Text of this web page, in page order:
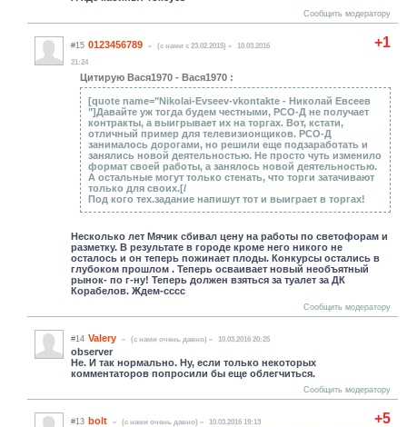
Сообщить модератору
+1
#15 0123456789 (c нами с 23.02.2015)
10.03.2016
21:24
Цитирую Вася1970 - Вася1970 :
[quote name="Nikolai-Evseev-vkontakte - Николай Евсеев
"]Давайте уж тогда будем честными, РСО-Д не получает
контракты, а выигрывает их на торгах. Вот, кстати,
отличный пример для телевизионщиков. РСО-Д
занималось дорогами, но решили еще подзаработать и
занялись новой деятельностью. Не просто чуть изменило
формат своей работы, а занялось новой деятельностью.
А остальные могут только стенать, что торги затачивают
только для своих.[/
Под кого тех.задание напишут тот и выиграет в торгах!
Несколько лет Мячик сбивал цену на работы по светофорам и
разметку. В результате в городе кроме него никого не
осталось и он теперь пожинает плоды. Конкурсы остались в
глубоком прошлом . Теперь осваивает новый необъятный
рынок- по г-ну! Теперь должен взяться за туалет за ДК
Корабелов. Ждем-сссс
Сообщить модератору
#14 Valery (c нами очень давно) 10.03.2016 20:25
observer
Не. И так нормально. Ну, если только некоторых
комментаторов попросили бы еще облегчиться.
Сообщить модератору
+5
#13 bolt (c нами очень давно) 10.03.2016 19:13